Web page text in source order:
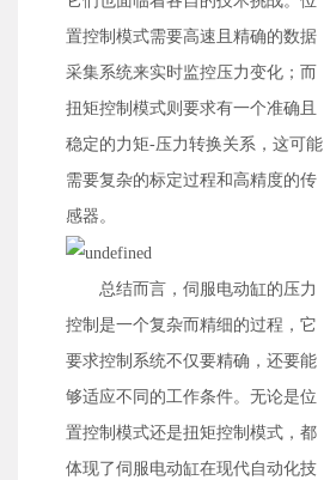
置控制模式需要高速且精确的数据
采集系统来实时监控压力变化；而
扭矩控制模式则要求有一个准确且
稳定的力矩-压力转换关系，这可能
需要复杂的标定过程和高精度的传
感器。
总结而言，伺服电动缸的压力
控制是一个复杂而精细的过程，它
要求控制系统不仅要精确，还要能
够适应不同的工作条件。无论是位
置控制模式还是扭矩控制模式，都
体现了伺服电动缸在现代自动化技